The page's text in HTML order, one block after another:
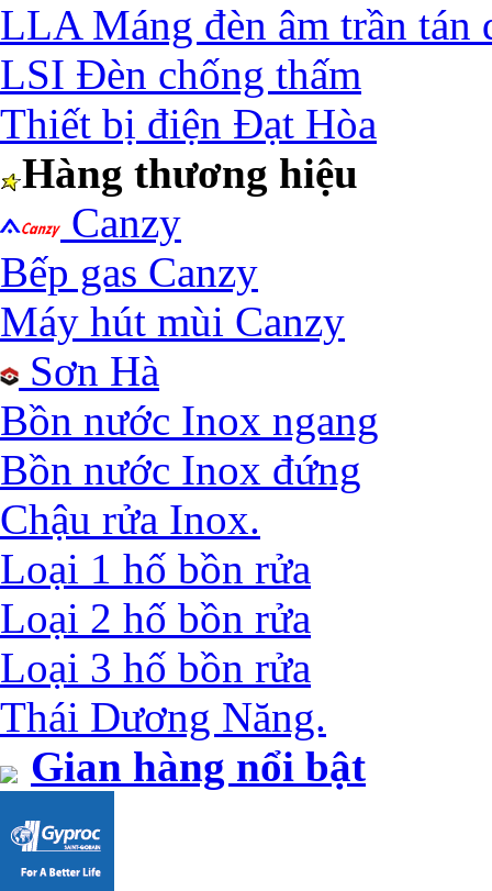
LLA Máng đèn âm trần tán
LSI Đèn chống thấm
Thiết bị điện Đạt Hòa
Hàng thương hiệu
Canzy
Bếp gas Canzy
Máy hút mùi Canzy
Sơn Hà
Bồn nước Inox ngang
Bồn nước Inox đứng
Chậu rửa Inox.
Loại 1 hố bồn rửa
Loại 2 hố bồn rửa
Loại 3 hố bồn rửa
Thái Dương Năng.
Gian hàng nổi bật